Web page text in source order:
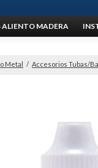
MADERA
Metal / Accesorios Tubas/